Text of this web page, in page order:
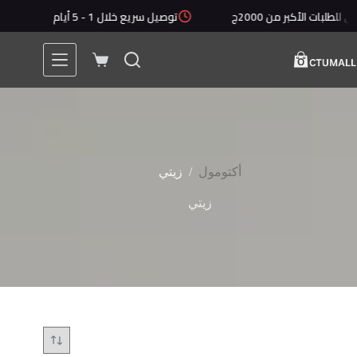
إلى الأكبر من 2000ج توصيل سريع خلال 1 - 5 أيام
عربة
أكتومول / زيتي
زيتي